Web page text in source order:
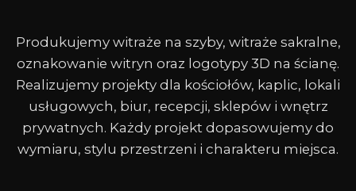
Produkujemy witraże na szyby, witraże sakralne,
oznakowanie witryn oraz logotypy 3D na ścianę.
Realizujemy projekty dla kościołów, kaplic, lokali
usługowych, biur, recepcji, sklepów i wnętrz
prywatnych. Każdy projekt dopasowujemy do
wymiaru, stylu przestrzeni i charakteru miejsca.